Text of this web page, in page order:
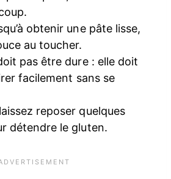
obtenir une pâte lisse,
au toucher.
pas être dure : elle doit
facilement sans se
reposer quelques
détendre le gluten.